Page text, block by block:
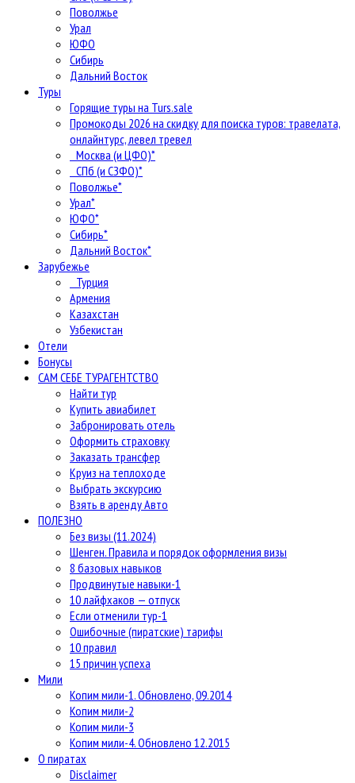
Поволжье
Урал
ЮФО
Сибирь
Дальний Восток
Туры
Горящие туры на Turs.sale
Промокоды 2026 на скидку для поиска туров: травелата,
онлайнтурс, левел тревел
Москва (и ЦФО)*
СПб (и СЗФО)*
Поволжье*
Урал*
ЮФО*
Сибирь*
Дальний Восток*
Зарубежье
Турция
Армения
Казахстан
Узбекистан
Отели
Бонусы
САМ СЕБЕ ТУРАГЕНТСТВО
Найти тур
Купить авиабилет
Забронировать отель
Оформить страховку
Заказать трансфер
Круиз на теплоходе
Выбрать экскурсию
Взять в аренду Авто
ПОЛЕЗНО
Без визы (11.2024)
Шенген. Правила и порядок оформления визы
8 базовых навыков
Продвинутые навыки-1
10 лайфхаков — отпуск
Если отменили тур-1
Ошибочные (пиратские) тарифы
10 правил
15 причин успеха
Мили
Копим мили-1. Обновлено, 09.2014
Копим мили-2
Копим мили-3
Копим мили-4. Обновлено 12.2015
О пиратах
Disclaimer